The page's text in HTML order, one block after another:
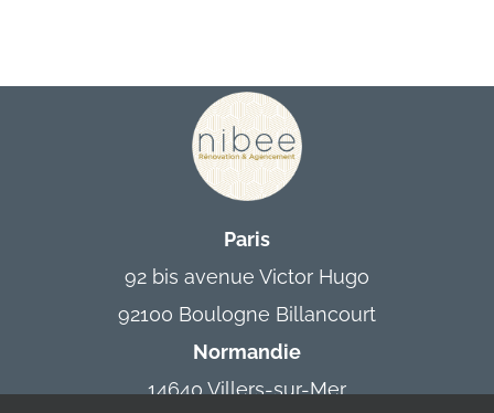
Paris
92 bis avenue Victor Hugo
92100 Boulogne Billancourt
Normandie
14640 Villers-sur-Mer